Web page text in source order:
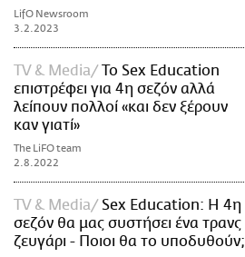
LifO Newsroom
3.2.2023
TV & Media
Το Sex Education
επιστρέφει για 4η σεζόν αλλά
λείπουν πολλοί «και δεν ξέρουν
καν γιατί»
The LiFO team
2.8.2022
TV & Media
Sex Education: Η 4η
σεζόν θα μας συστήσει ένα τρανς
ζευγάρι - Ποιοι θα το υποδυθούν;